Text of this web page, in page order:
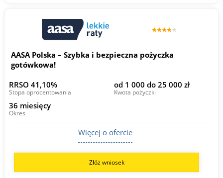
AASA Polska – Szybka i bezpieczna pożyczka
gotówkowa!
RRSO 41,10%
Stopa oprocentowania
od 1 000 do 25 000 zł
Kwota pożyczki
36 miesięcy
Okres
Więcej o ofercie
Złóż wniosek